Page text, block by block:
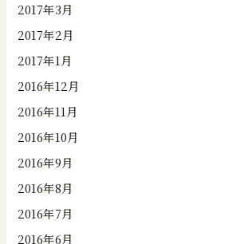
2017年3月
2017年2月
2017年1月
2016年12月
2016年11月
2016年10月
2016年9月
2016年8月
2016年7月
2016年6月